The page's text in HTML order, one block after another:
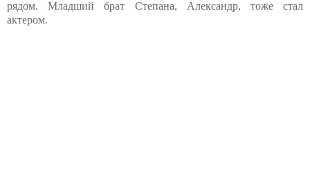
рядом. Младший брат Степана, Александр, тоже стал
актером.